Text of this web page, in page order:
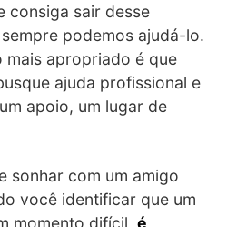
consiga sair desse
podemos ajudá-lo.
mais apropriado é que
ajuda profissional e
apoio, um lugar de
sonhar com um amigo
você identificar que um
momento difícil, é